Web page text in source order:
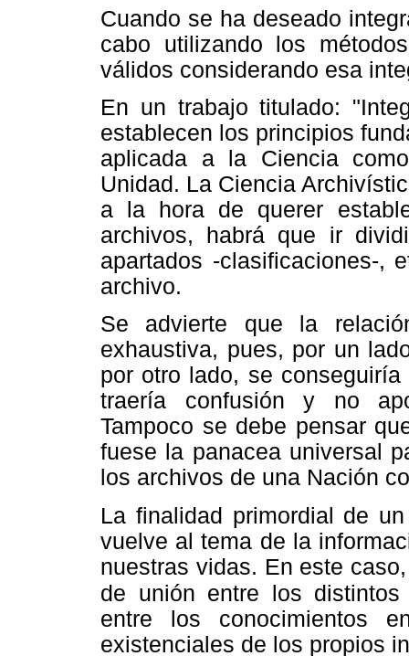
Cuando se ha deseado
cabo utilizando los
válidos considerando esa
En un trabajo titulado:
establecen los principios
aplicada a la Ciencia
Unidad. La Ciencia
a la hora de querer
archivos, habrá que ir
apartados -clasificaciones-,
archivo.
Se advierte que la
exhaustiva, pues, por un
por otro lado, se
traería confusión y no
Tampoco se debe pensar
fuese la panacea universal
los archivos de una Nación
La finalidad primordial de
vuelve al tema de la
nuestras vidas. En este
de unión entre los distintos
entre los conocimientos
existenciales de los propios